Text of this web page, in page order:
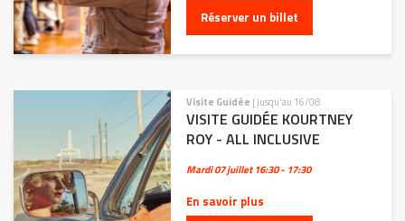
Réserver un billet
Visite Guidée | jusqu'au 16/08
VISITE GUIDÉE KOURTNEY
ROY - ALL INCLUSIVE
Mardi 07 juillet16:30 - 17:30
En savoir plus